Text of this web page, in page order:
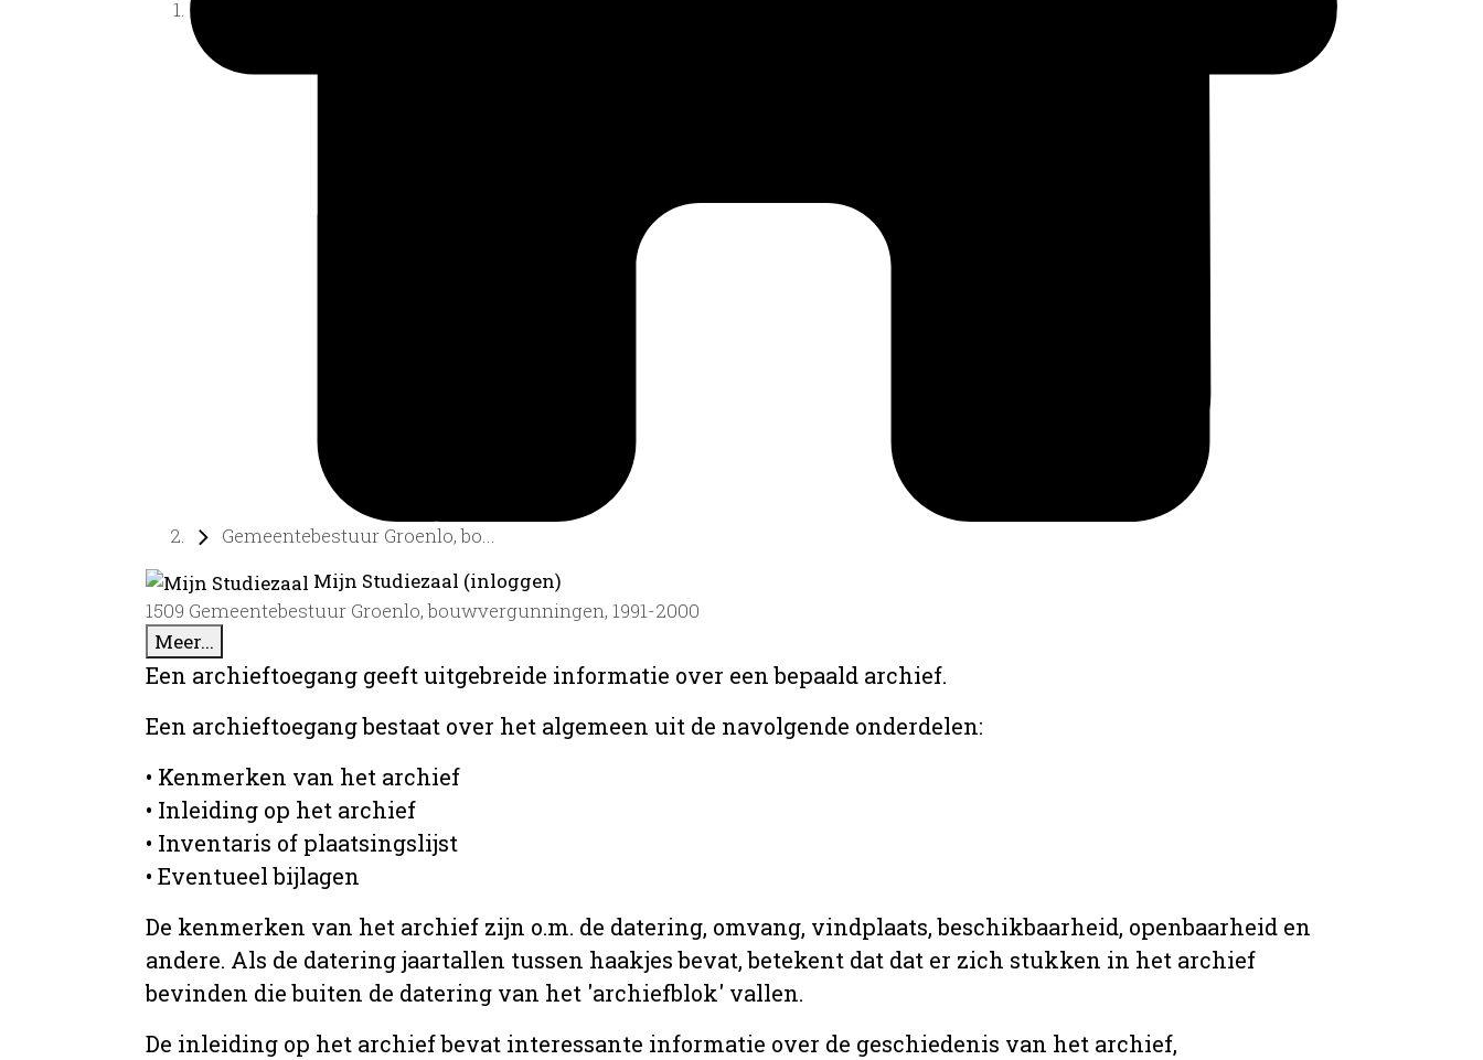
Gemeentebestuur Groenlo, bo...
Mijn Studiezaal (inloggen)
1509 Gemeentebestuur Groenlo, bouwvergunningen, 1991-2000
Meer...
Een archieftoegang geeft uitgebreide informatie over een bepaald archief.
Een archieftoegang bestaat over het algemeen uit de navolgende onderdelen:
• Kenmerken van het archief
• Inleiding op het archief
• Inventaris of plaatsingslijst
• Eventueel bijlagen
De kenmerken van het archief zijn o.m. de datering, omvang, vindplaats, beschikbaarheid, openbaarheid en
andere. Als de datering jaartallen tussen haakjes bevat, betekent dat dat er zich stukken in het archief
bevinden die buiten de datering van het 'archiefblok' vallen.
De inleiding op het archief bevat interessante informatie over de geschiedenis van het archief,